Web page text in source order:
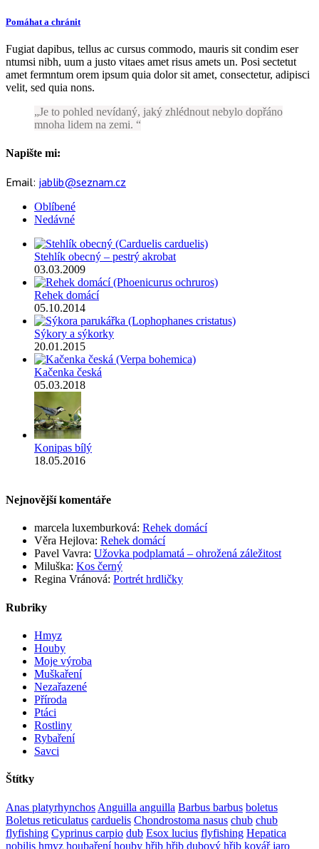
Pomáhat a chránit
Fugiat dapibus, tellus ac cursus commodo, mauris sit condim eser
ntumsi nibh, uum a justo vitaes amet risus amets un. Posi sectetut
amet fermntum orem ipsum quia dolor sit amet, consectetur, adipisci
velit, sed quia nons.
Je to pohled nevídaný, jaký zhlédnout nebylo dopřáno
mnoha lidem na zemi.
Napište mi:
Email: jablib@seznam.cz
Oblíbené
Nedávné
Stehlík obecný – pestrý akrobat
03.03.2009
Rehek domácí
05.10.2014
Sýkory a sýkorky
20.01.2015
Kačenka česká
05.03.2018
Konipas bílý
18.05.2016
Nejnovější komentáře
marcela luxemburková: Rehek domácí
Věra Hejlova: Rehek domácí
Pavel Vavra: Užovka podplamatá – ohrožená záležitost
Miluška: Kos černý
Regina Vránová: Portrét hrdličky
Rubriky
Hmyz
Houby
Moje výroba
Muškaření
Nezařazené
Příroda
Ptáci
Rostliny
Rybaření
Savci
Štítky
Anas platyrhynchos Anguilla anguilla Barbus barbus boletus
Boletus reticulatus carduelis Chondrostoma nasus chub chub
flyfishing Cyprinus carpio dub Esox lucius flyfishing Hepatica
nobilis hmyz houbaření houby hřib hřib dubový hřib kovář jaro